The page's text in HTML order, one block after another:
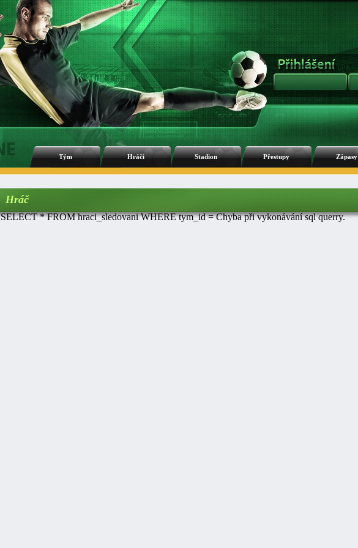
Tým Hráči Stadion Přestupy Zápasy
Hráč
SELECT * FROM hraci_sledovani WHERE tym_id = Chyba při vykonávání sql querry.